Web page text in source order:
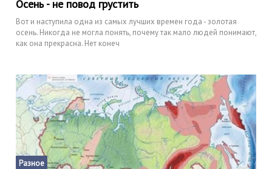
Осень - не повод грустить
Вот и наступила одна из самых лучших времен года - золотая
осень. Никогда не могла понять, почему так мало людей понимают,
как она прекрасна. Нет конеч
Разное